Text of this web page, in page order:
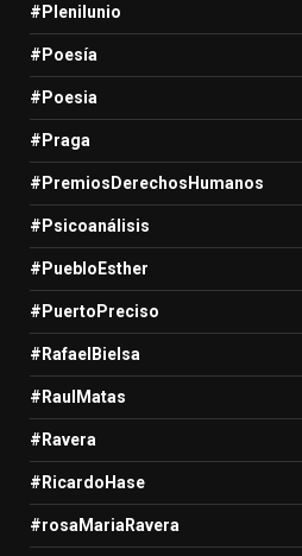
#Plenilunio
#Poesía
#Poesia
#Praga
#PremiosDerechosHumanos
#Psicoanálisis
#PuebloEsther
#PuertoPreciso
#RafaelBielsa
#RaulMatas
#Ravera
#RicardoHase
#rosaMariaRavera